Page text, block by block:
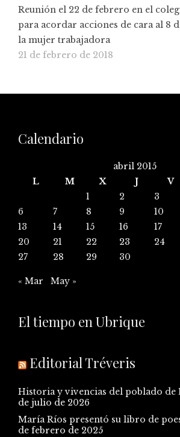
Reunión el 22 de febrero en el
para acordar acciones de cara al 8
la mujer trabajadora
21 de febrero de 2018
Calendario
abril 2015
L
M X J V
1
2 3
6
7 8 9 10
13
14 15 16 17
20
21 22 23 24
27
28 29 30
« Mar May »
El tiempo en Ubrique
Editorial Tréveris
Historia y vivencias del poblado de
de julio de 2026
María Ríos presentó su libro de
de febrero de 2025